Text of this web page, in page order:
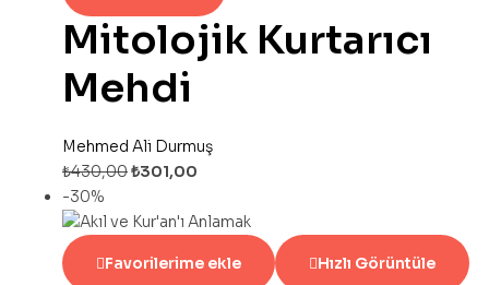
Mitolojik Kurtarıcı
Mehdi
Mehmed Ali Durmuş
₺430,00₺301,00
-30%
Favorilerime ekle Hızlı Görüntüle